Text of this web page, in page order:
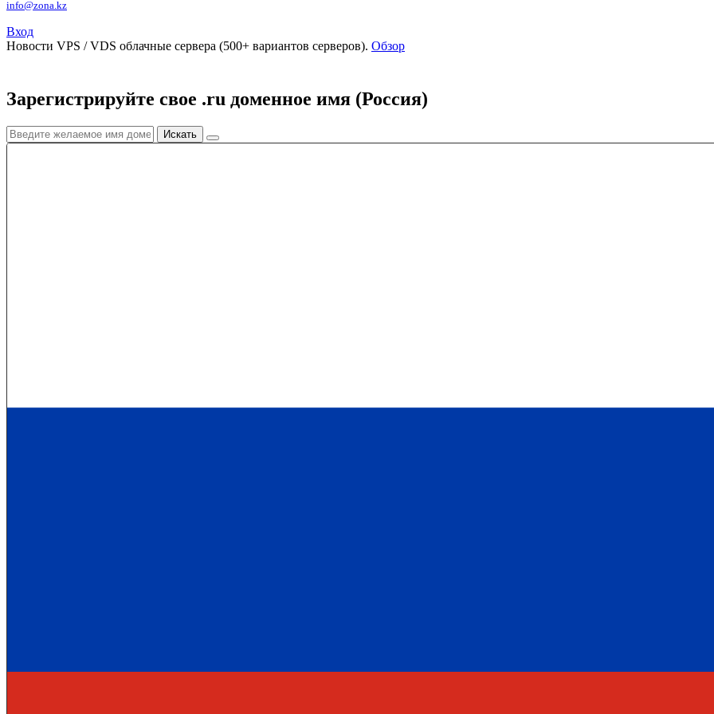
info@zona.kz
Вход
Новости VPS / VDS облачные сервера (500+ вариантов серверов). Обзор
Зарегистрируйте свое .ru доменное имя (Россия)